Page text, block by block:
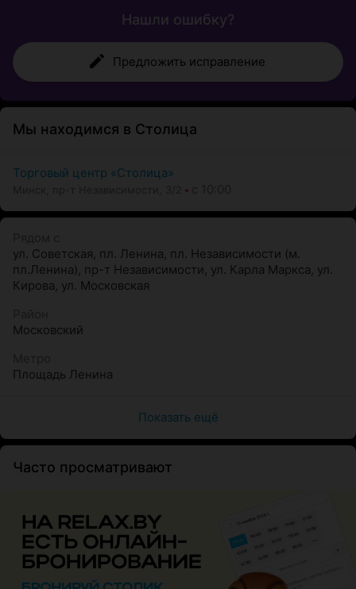
Нашли ошибку?
Предложить исправление
Мы находимся в Столица
Торговый центр «Столица»
ул. Советская, пл. Ленина, пл. Независимости (м.
пл.Ленина), пр-т Независимости, ул. Карла Маркса, ул.
Кирова, ул. Московская
Московский
Площадь Ленина
Показать ещё
Часто просматривают